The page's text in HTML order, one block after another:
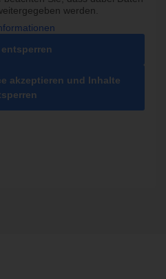
werden.
akzeptieren und Inhalte